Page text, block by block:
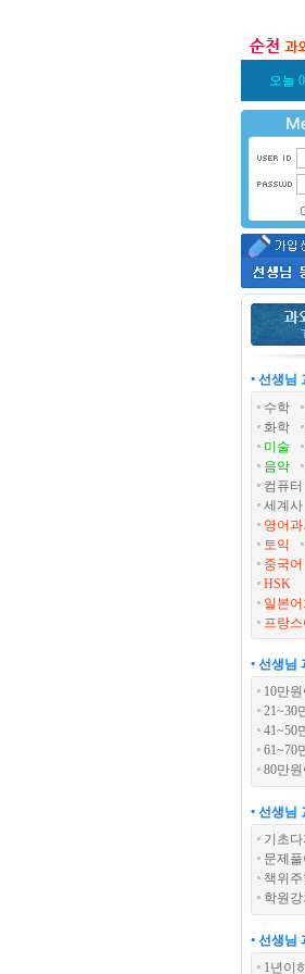
오늘
• 선생님
수학
화학
미술
음악
컴퓨터
세계사
영어과
토익
중국어
HSK
일본
프랑스
• 선생님
10만
21~30
41~50
61~70
80만
• 선생님
기초다
문제풀
책위주
학원강
• 선생님
1년이